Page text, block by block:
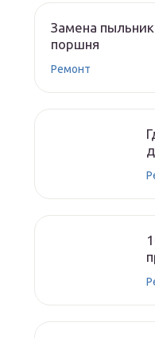
Замена
поршня
Ремонт